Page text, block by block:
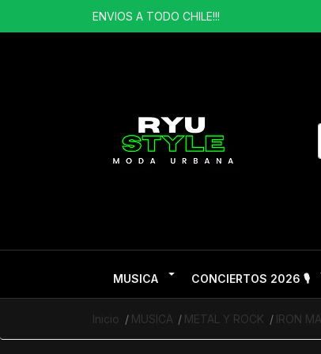
ENVIOS A TODO CHILE!!!
MUSICA CONCIERTOS 2026 🎙️
Inicio MUSICA METAL Y ROCK IRON